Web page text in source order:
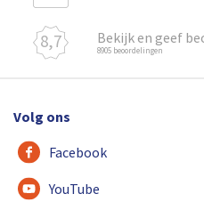
8,7 Bekijk en geef
8905 beoordelingen
Volg ons
Facebook
YouTube